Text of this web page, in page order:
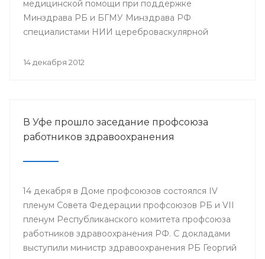
медицинской помощи при поддержке
Минздрава РБ и БГМУ Минздрава РФ
специалистами НИИ цереброваскулярной
(г.Москва) будет проведен мастер-класс.
14 декабря 2012
В Уфе прошло заседание профсоюза
работников здравоохранения
14 декабря в Доме профсоюзов состоялся IV
пленум Совета Федерации профсоюзов РБ и VII
пленум Республиканского комитета профсоюза
работников здравоохранения РФ. С докладами
выступили министр здравоохранения РБ Георгий